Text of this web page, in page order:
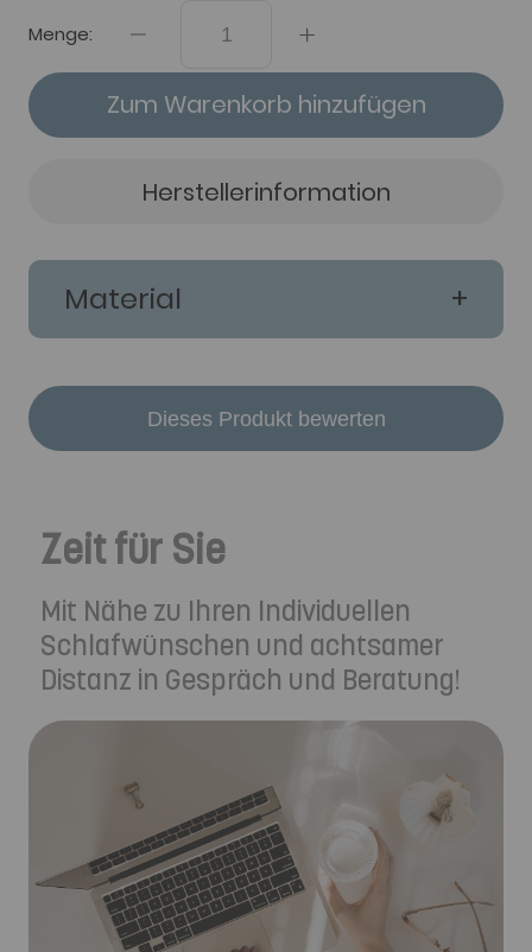
Menge:
Zum Warenkorb hinzufügen
Herstellerinformation
Material
Dieses Produkt bewerten
Zeit für Sie
Mit Nähe zu Ihren Individuellen
Schlafwünschen und achtsamer
Distanz in Gespräch und Beratung!